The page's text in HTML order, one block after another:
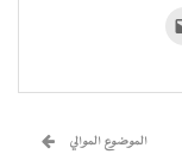
الإلكتروني
الموضوع الموالي